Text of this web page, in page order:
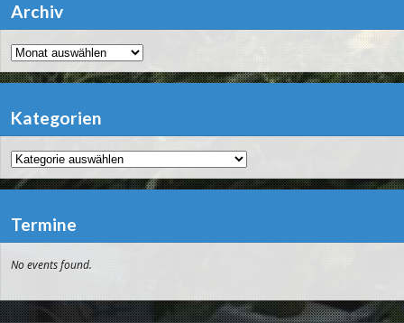
Archiv
Archiv
Kategorien
Kategorien
Termine
No events found.